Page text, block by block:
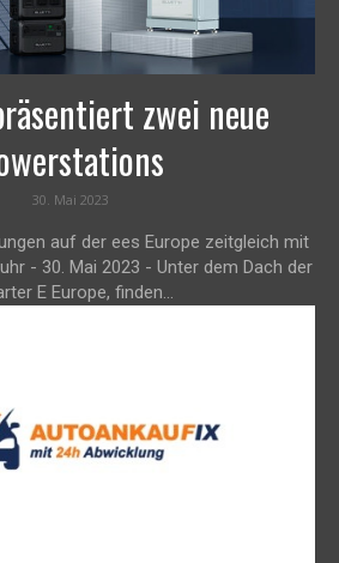
zwei neue
30. Mai 2023
auf der ees Europe zeitgleich mit
E Europe, finden...